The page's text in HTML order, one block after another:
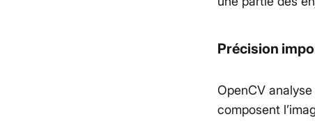
Précision
OpenCV
composent